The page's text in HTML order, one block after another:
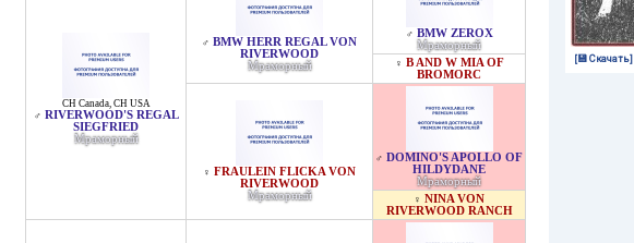
CH Canada, CH USA
♂ RIVERWOOD'S REGAL
SIEGFRIED
Мраморный
♂ BMW HERR REGAL VON
RIVERWOOD
Мраморный
♂ BMW ZEROX
Мраморный
♀ B AND W MIA OF
BROMORC
♀ FRAULEIN FLICKA VON
RIVERWOOD
Мраморный
♂ DOMINO'S APOLLO OF
HILDYDANE
Мраморный
♀ NINA VON
RIVERWOOD RANCH
[💾 Скачать]